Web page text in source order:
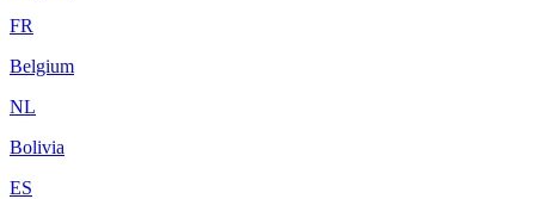
FR
Belgium
NL
Bolivia
ES